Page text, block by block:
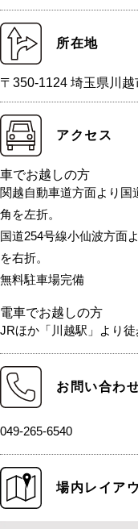
所在地
〒350-1124 埼玉県川
アクセス
車でお越しの方
関越自動車道方面より国
角を左折。
国道254号線小仙波方面
を右折。
無料駐車場完備
電車でお越しの方
JRほか「川越駅」より徒
お問い合わ
049-265-6540
場内レイア